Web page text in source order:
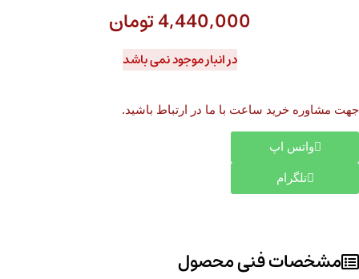
4,440,000تومان
در انبار موجود نمی باشد
جهت مشاوره خرید ساعت با ما در ارتباط باشید.
واتس اپ
تلگرام
مشخصات فنی محصول